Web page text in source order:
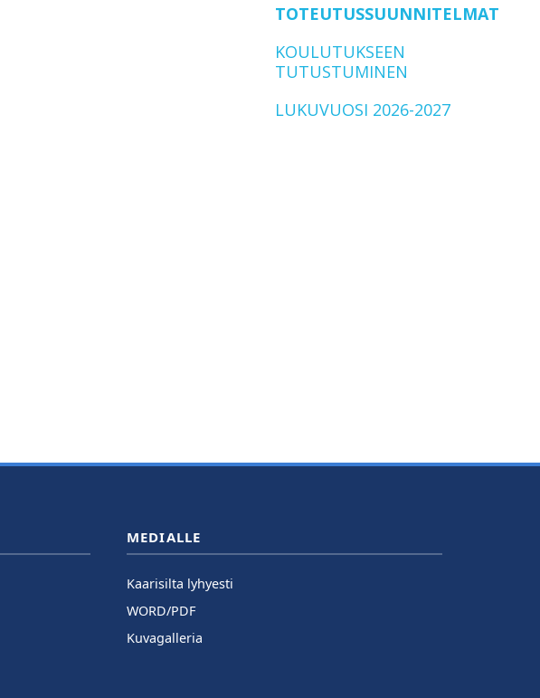
TOTEUTUSSUUNNITELMAT
KOULUTUKSEEN
TUTUSTUMINEN
LUKUVUOSI 2026-2027
MEDIALLE
Kaarisilta lyhyesti
WORD/PDF
Kuvagalleria